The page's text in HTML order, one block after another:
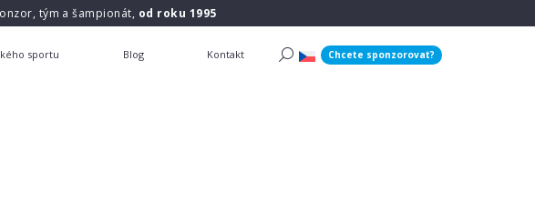
tým a šampionát, od roku 1995
sportu Blog Kontakt Chcete sponzorovat?